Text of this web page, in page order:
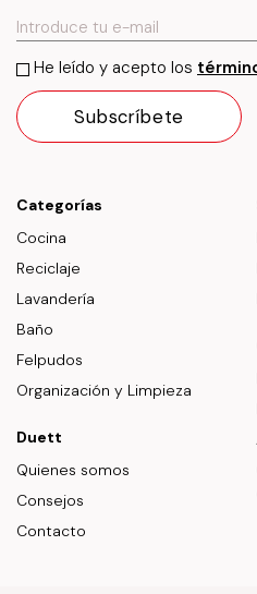
He leído y acepto los
Categorías
Cocina
Reciclaje
Lavandería
Baño
Felpudos
Organización y Limpieza
Duett
Quienes somos
Consejos
Contacto